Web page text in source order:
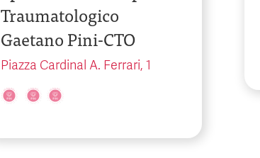
Traumatologico
Gaetano Pini-CTO
Piazza Cardinal A. Ferrari, 1